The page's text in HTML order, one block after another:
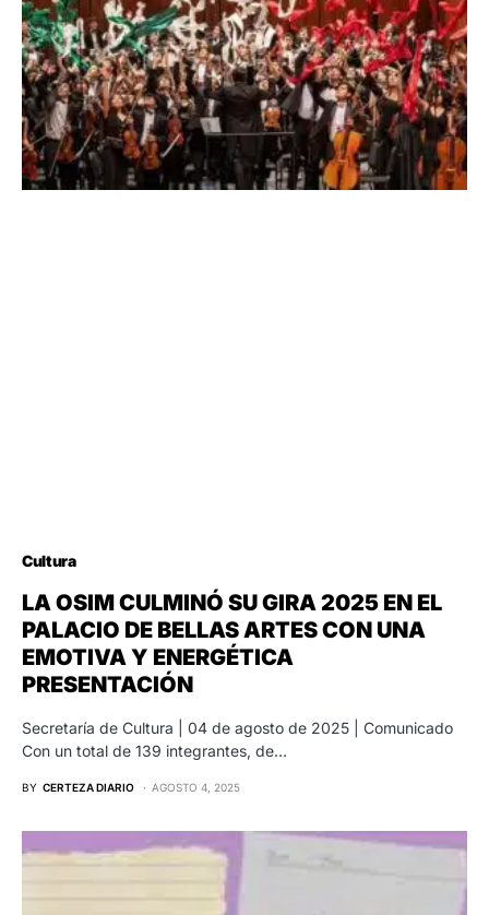
Cultura
LA OSIM CULMINÓ SU GIRA 2025 EN EL
PALACIO DE BELLAS ARTES CON UNA
EMOTIVA Y ENERGÉTICA
PRESENTACIÓN
Secretaría de Cultura | 04 de agosto de 2025 | Comunicado
Con un total de 139 integrantes, de…
BY CERTEZA DIARIO AGOSTO 4, 2025